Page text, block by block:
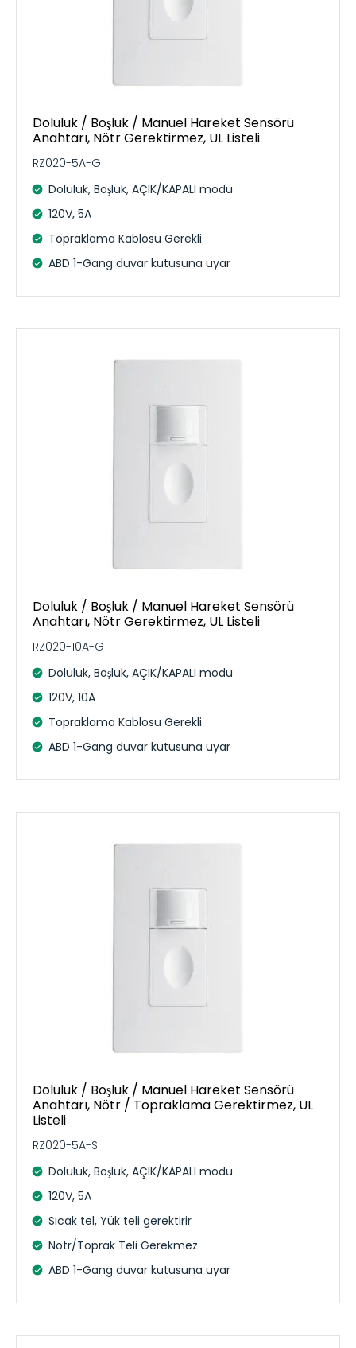
Doluluk / Boşluk / Manuel Hareket Sensörü
Anahtarı, Nötr Gerektirmez, UL Listeli
RZ020-5A-G
Doluluk, Boşluk, AÇIK/KAPALI modu
120V, 5A
Topraklama Kablosu Gerekli
ABD 1-Gang duvar kutusuna uyar
Doluluk / Boşluk / Manuel Hareket Sensörü
Anahtarı, Nötr Gerektirmez, UL Listeli
RZ020-10A-G
Doluluk, Boşluk, AÇIK/KAPALI modu
120V, 10A
Topraklama Kablosu Gerekli
ABD 1-Gang duvar kutusuna uyar
Doluluk / Boşluk / Manuel Hareket Sensörü
Anahtarı, Nötr / Topraklama Gerektirmez, UL
Listeli
RZ020-5A-S
Doluluk, Boşluk, AÇIK/KAPALI modu
120V, 5A
Sıcak tel, Yük teli gerektirir
Nötr/Toprak Teli Gerekmez
ABD 1-Gang duvar kutusuna uyar